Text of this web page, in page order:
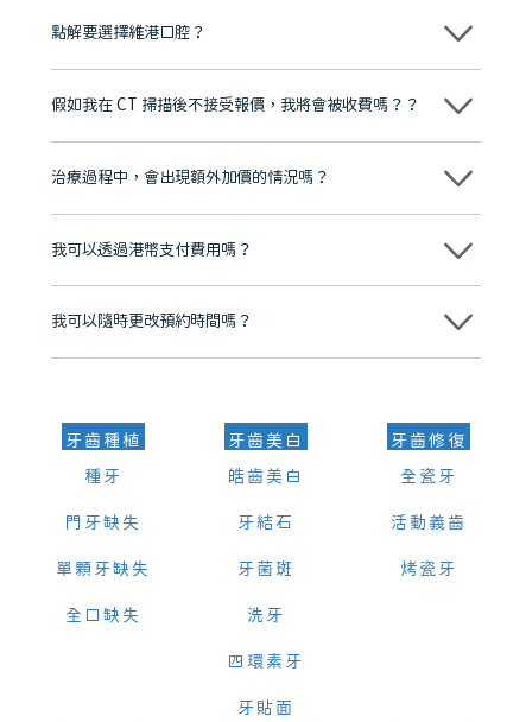
點解要選擇維港口腔？
維港口腔踐行「醫道濟世」的大學校訓，各分院匯聚來自香港、內地的
牌」、「2025香港企業領袖品牌」，是諾貝爾種植系統全球放心植牙中
至今已服務超過三十個國家和地區的顧客，受到粵港澳大灣區及周邊城
市市民極高的口碑評價及信任推薦 珠海、深圳設有八大分院，香港亦設
有咨詢及服務保障中心，有任何問題都可以隨時預約免費咨詢，讓人十
假如我在 CT 掃描後不接受報價，我將會被收費嗎？？
不會！只要未開始實際服務之前，你不會被收取任何費用。
治療過程中，會出現額外加價的情況嗎？
不會，治療前我們會詳細說明治療方案及對應的價錢，顧客同意並簽字
我可以透過港幣支付費用嗎？
可以。維港口腔會按照當日匯率轉算收取費用，而匯率會及時告知客人
我可以隨時更改預約時間嗎？
可以，請盡早通過wechat或whatsapp聯絡我們，告知我們你原本預約
牙齒種植
種牙
門牙缺失
單顆牙缺失
全口缺失
牙齒美白
皓齒美白
牙結石
牙菌斑
洗牙
四環素牙
牙貼面
牙齒修復
全瓷牙
活動義齒
烤瓷牙